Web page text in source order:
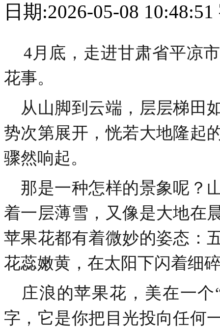
日期:2026-05-08
4月底，走进甘肃省平凉
花事。
从山脚到云端，层层梯田
势次第展开，恍若大地隆起
骤然响起。
那是一种怎样的景象呢？
着一层薄雪，又像是大地在
苹果花都有着微妙的姿态：
花蕊嫩黄，在太阳下闪着细
庄浪的苹果花，美在一个
字，它是你把目光投向任何